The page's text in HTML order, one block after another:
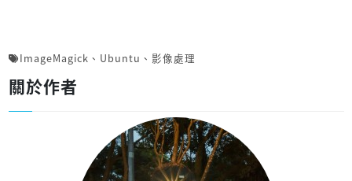
ImageMagick 、 Ubuntu 、 影像處理
關於作者